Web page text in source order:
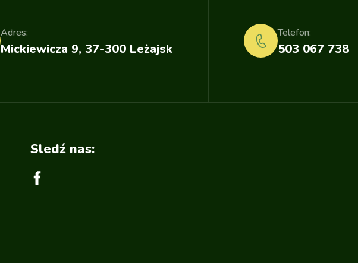
Mickiewicza 9, 37-300 Leżajsk
Adres:
503 067 738
Telefon:
Sledź nas: